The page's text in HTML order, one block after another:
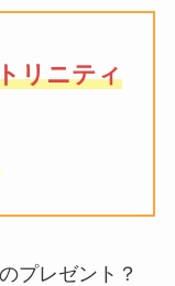
リニティ
プレゼント？